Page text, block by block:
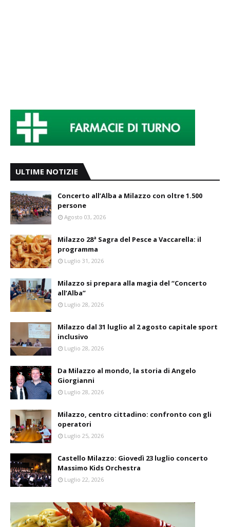
ULTIME NOTIZIE
Concerto all’Alba a Milazzo con oltre 1.500
persone
Agosto 03, 2026
Milazzo 28ª Sagra del Pesce a Vaccarella: il
programma
Luglio 31, 2026
Milazzo si prepara alla magia del “Concerto
all’Alba”
Luglio 28, 2026
Milazzo dal 31 luglio al 2 agosto capitale sport
inclusivo
Luglio 28, 2026
Da Milazzo al mondo, la storia di Angelo
Giorgianni
Luglio 28, 2026
Milazzo, centro cittadino: confronto con gli
operatori
Luglio 25, 2026
Castello Milazzo: Giovedì 23 luglio concerto
Massimo Kids Orchestra
Luglio 22, 2026